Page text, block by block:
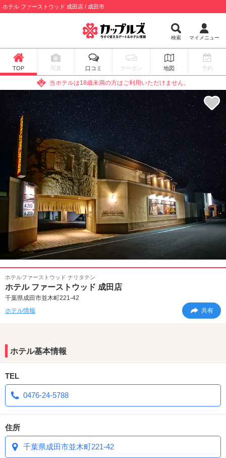
ホテル ファーストウッド 成田店 / 成田市
検索 マイメニュー
TOP 写真 口コミ クーポン 地図 予約
当ホテルは18歳未満の方はご利用いただけません。
ホテルファーストウッド ナリタテン
ホテル ファーストウッド 成田店
千葉県成田市並木町221-42
ホテル情報
共有
ホテル基本情報
TEL
0476-24-5788
住所
千葉県成田市並木町221-42